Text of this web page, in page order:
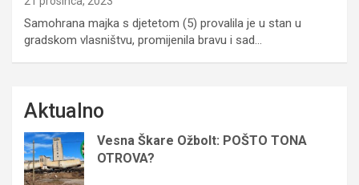
Samohrana majka s djetetom (5) provalila je u stan u
gradskom vlasništvu, promijenila bravu i sad…
Aktualno
Vesna Škare Ožbolt: POŠTO TONA
OTROVA?